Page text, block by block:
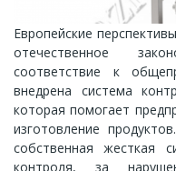
Европейские
отечественное
соответствие к
внедрена система
которая помогает
изготовление
собственная жесткая
контроля, за